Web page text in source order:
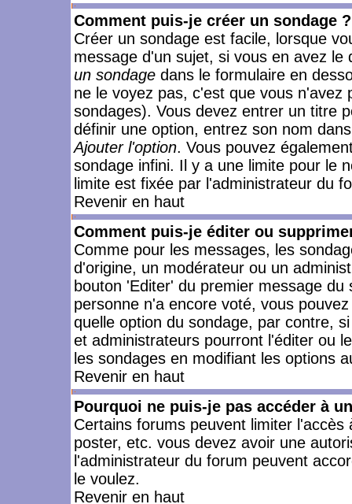
Comment puis-je créer un sondage ?
Créer un sondage est facile, lorsque
message d'un sujet, si vous en avez
un sondage dans le formulaire en
ne le voyez pas, c'est que vous
sondages). Vous devez entrer un titre
définir une option, entrez son nom
Ajouter l'option. Vous pouvez
sondage infini. Il y a une limite pour le
limite est fixée par l'administrateur du
Revenir en haut
Comment puis-je éditer ou
Comme pour les messages, les
d'origine, un modérateur ou un
bouton 'Editer' du premier message
personne n'a encore voté, vous
quelle option du sondage, par contre,
et administrateurs pourront l'éditer ou
les sondages en modifiant les options
Revenir en haut
Pourquoi ne puis-je pas accéder à
Certains forums peuvent limiter
poster, etc. vous devez avoir une
l'administrateur du forum peuvent
le voulez.
Revenir en haut